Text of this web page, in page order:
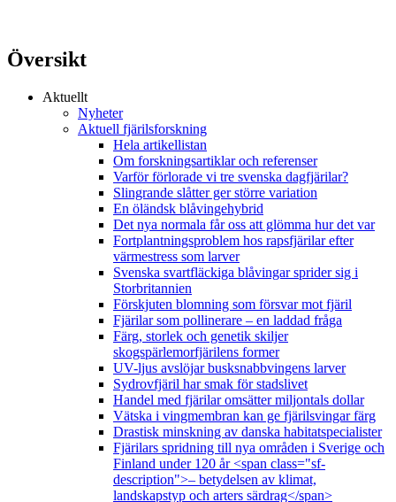
Översikt
Aktuellt
Nyheter
Aktuell fjärilsforskning
Hela artikellistan
Om forskningsartiklar och referenser
Varför förlorade vi tre svenska dagfjärilar?
Slingrande slåtter ger större variation
En öländsk blåvingehybrid
Det nya normala får oss att glömma hur det var
Fortplantningsproblem hos rapsfjärilar efter
värmestress som larver
Svenska svartfläckiga blåvingar sprider sig i
Storbritannien
Förskjuten blomning som försvar mot fjäril
Fjärilar som pollinerare – en laddad fråga
Färg, storlek och genetik skiljer
skogspärlemorfjärilens former
UV-ljus avslöjar busksnabbvingens larver
Sydrovfjäril har smak för stadslivet
Handel med fjärilar omsätter miljontals dollar
Vätska i vingmembran kan ge fjärilsvingar färg
Drastisk minskning av danska habitatspecialister
Fjärilars spridning till nya områden i Sverige och
Finland under 120 år <span class="sf-
description">– betydelsen av klimat,
landskapstyp och arters särdrag</span>